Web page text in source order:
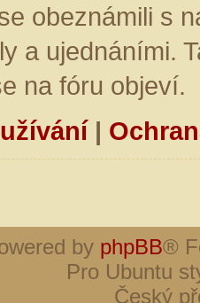
obeznámili s
a ujednáními.
na fóru objeví.
|
by phpBB®
Pro Ubuntu
Český